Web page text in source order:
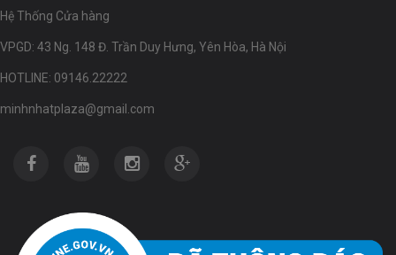
Hệ Thống Cửa hàng
VPGD: 43 Ng. 148 Đ. Trần Duy Hưng, Yên Hòa, Hà Nội
HOTLINE: 09146.22222
minhnhatplaza@gmail.com